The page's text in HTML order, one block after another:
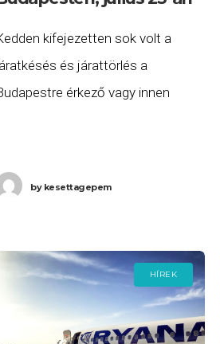
kifejezetten sok volt a
és járattörlés a
érkező vagy innen
a következő. A TAROM RO
231
bykesettagepem
HÍREK